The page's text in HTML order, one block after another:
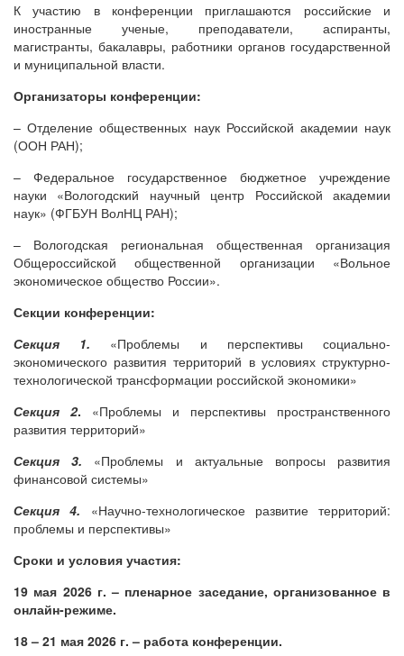
К участию в конференции приглашаются российские и
иностранные ученые, преподаватели, аспиранты,
магистранты, бакалавры, работники органов государственной
и муниципальной власти.
Организаторы конференции:
– Отделение общественных наук Российской академии наук
(ООН РАН);
– Федеральное государственное бюджетное учреждение
науки «Вологодский научный центр Российской академии
наук» (ФГБУН ВолНЦ РАН);
– Вологодская региональная общественная организация
Общероссийской общественной организации «Вольное
экономическое общество России».
Секции конференции:
Секция 1. «Проблемы и перспективы социально-
экономического развития территорий в условиях структурно-
технологической трансформации российской экономики»
Секция 2. «Проблемы и перспективы пространственного
развития территорий»
Секция 3. «Проблемы и актуальные вопросы развития
финансовой системы»
Секция 4. «Научно-технологическое развитие территорий:
проблемы и перспективы»
Сроки и условия участия:
19 мая 2026 г.– пленарное заседание, организованное в
онлайн-режиме.
18 – 21 мая 2026 г.– работа конференции.